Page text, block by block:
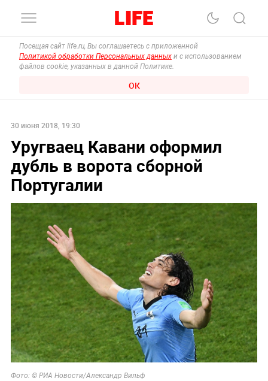
Посещая сайт life.ru, Вы соглашаетесь с приложенной
Политикой обработки Персональных данных и с использованием
файлов cookie, указанных в данной Политике.
ОК
30 июня 2018, 19:30
Уругваец Кавани оформил
дубль в ворота сборной
Португалии
Фото: © РИА Новости/Александр Вильф